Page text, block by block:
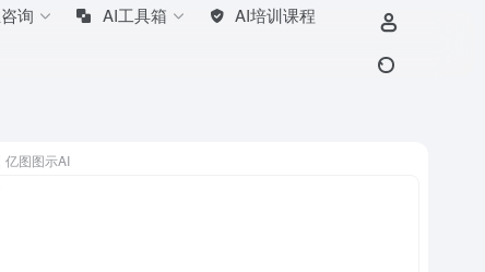
询 AI工具箱 AI培训课程
亿图图示AI